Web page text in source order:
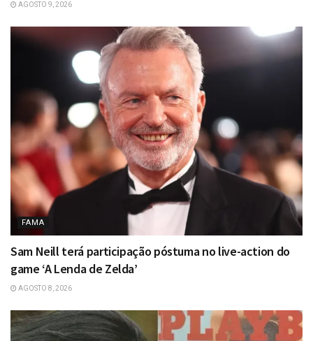
AGOSTO 9, 2026
FAMA
Sam Neill terá participação póstuma no live-action do
game ‘A Lenda de Zelda’
AGOSTO 8, 2026